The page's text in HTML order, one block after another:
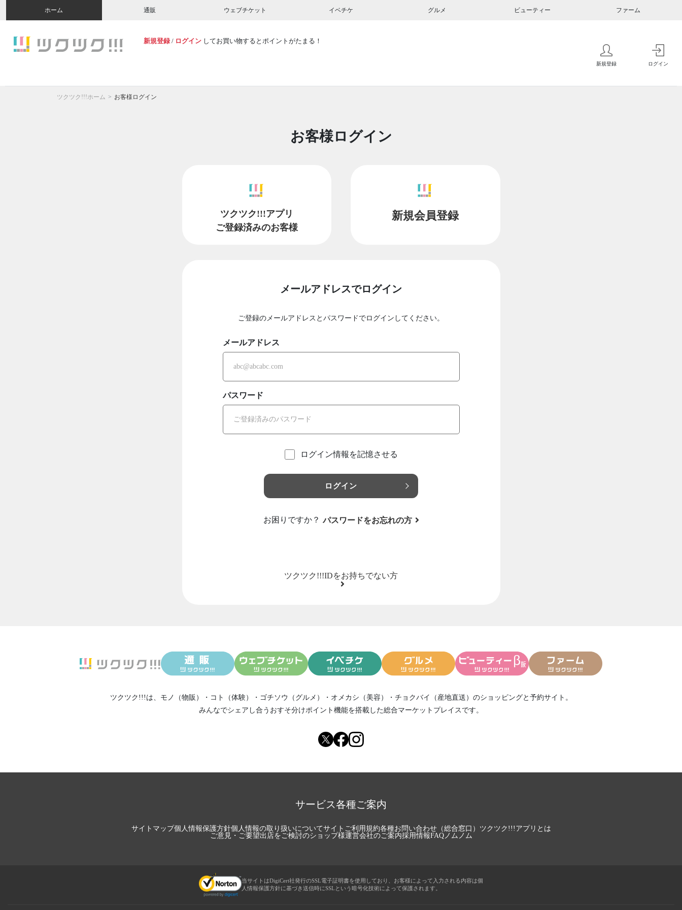
ホーム 通販 ウェブチケット イベチケ グルメ ビューティー ファーム
新規登録 / ログイン してお買い物するとポイントがたまる！
新規登録 ログイン
ツクツク!!!ホーム お客様ログイン
お客様ログイン
ツクツク!!!アプリ
ご登録済みのお客様
新規会員登録
メールアドレスでログイン
ご登録のメールアドレスとパスワードでログインしてください。
メールアドレス
パスワード
ログイン情報を記憶させる
ログイン
お困りですか？ パスワードをお忘れの方
ツクツク!!!IDをお持ちでない方
ツクツク!!!は、 モノ（物販） ・ コト（体験） ・ ゴチソウ（グルメ） ・ オメカシ（美容） ・ チョクバイ（産地直送） のショッピングと予約サイト。
みんなでシェアし合う おすそ分けポイント機能を搭載した総合マーケットプレイスです。
サービス各種ご案内
サイトマップ個人情報保護方針個人情報の取り扱いについてサイトご利用規約各種お問い合わせ（総合窓口） ツクツク!!!アプリとは
ご意見・ご要望出店をご検討のショップ様運営会社のご案内採用情報FAQノムノム
当サイトはDigiCert社発行のSSL電子証明書を使用しており、お客様によって入力される内容は個
人情報保護方針に基づき送信時にSSLという暗号化技術によって保護されます。